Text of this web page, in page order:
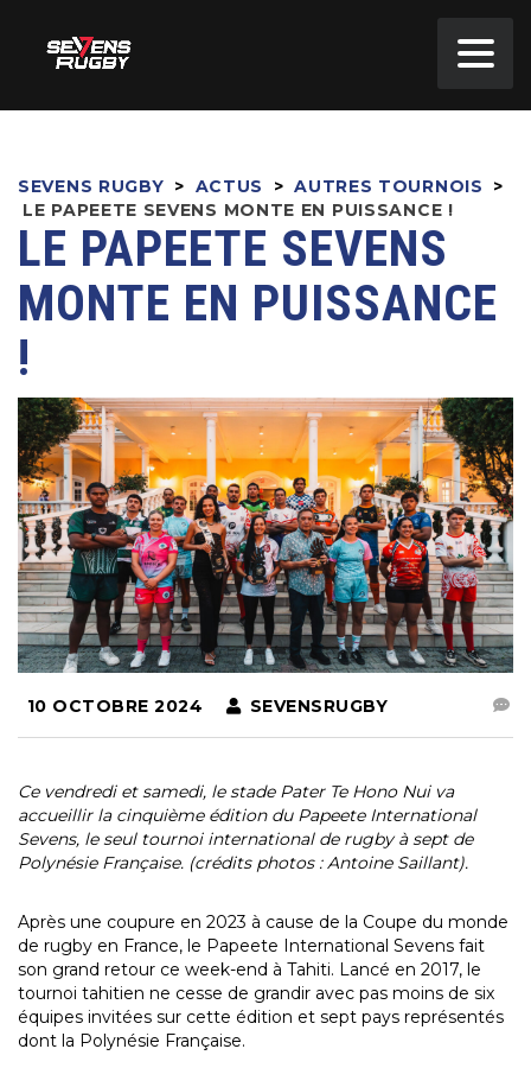
SEVENS RUGBY > ACTUS > AUTRES TOURNOIS
>
LE PAPEETE SEVENS MONTE EN PUISSANCE !
LE PAPEETE SEVENS
MONTE EN PUISSANCE
!
10 OCTOBRE 2024 SEVENSRUGBY
Ce vendredi et samedi, le stade Pater Te Hono Nui va
accueillir la cinquième édition du Papeete International
Sevens, le seul tournoi international de rugby à sept de
Polynésie Française. (crédits photos : Antoine Saillant).
Après une coupure en 2023 à cause de la Coupe du monde
de rugby en France, le Papeete International Sevens fait
son grand retour ce week-end à Tahiti. Lancé en 2017, le
tournoi tahitien ne cesse de grandir avec pas moins de six
équipes invitées sur cette édition et sept pays représentés
dont la Polynésie Française.